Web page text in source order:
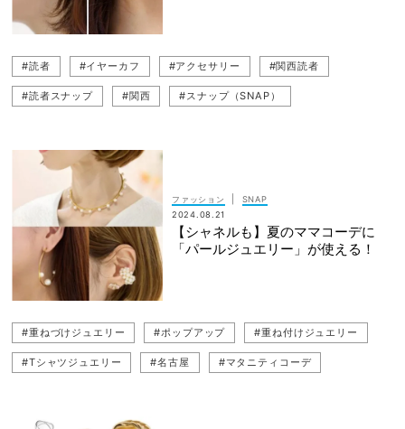
#読者 #イヤーカフ #アクセサリー #関西読者
#読者スナップ #関西 #スナップ（SNAP）
ファッション
SNAP
2024.08.21
【シャネルも】夏のママコーデに
「パールジュエリー」が使える！
#重ねづけジュエリー #ポップアップ #重ね付けジュエリー
#Tシャツジュエリー #名古屋 #マタニティコーデ
#パールジュエリー #HERMES（エルメス）